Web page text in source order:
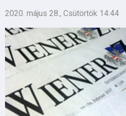
2020. május 28., Csütörtök 14:44